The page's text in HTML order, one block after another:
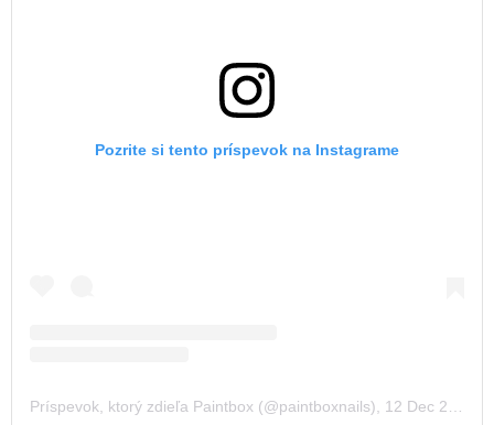
Pozrite si tento príspevok na Instagrame
Príspevok, ktorý zdieľa Paintbox (@paintboxnails) 12 Dec 2019 o 2:41 PST